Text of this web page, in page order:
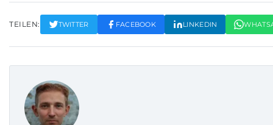
TEILEN: TWITTER FACEBOOK LINKEDIN